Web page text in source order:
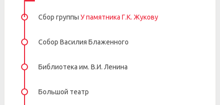
Сбор группы У памятника Г.К. Жукову
Собор Василия Блаженного
Библиотека им. В.И. Ленина
Большой театр